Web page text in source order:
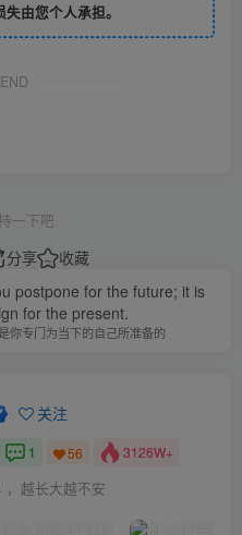
由您个人承担。
一下吧
分享
收藏
postpone for the future; it is
for the present.
你专门为当下的自己所准备的
关注
1 56 3126W+
，越长大越不安